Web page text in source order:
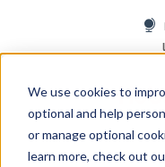
We use cookies to
optional and help
or manage optional
learn more, check out